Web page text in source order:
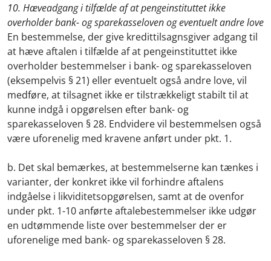
10. Hæveadgang i tilfælde af at pengeinstituttet ikke
overholder bank- og sparekasseloven og eventuelt andre love
En bestemmelse, der give kredittilsagnsgiver adgang til
at hæve aftalen i tilfælde af at pengeinstituttet ikke
overholder bestemmelser i bank- og sparekasseloven
(eksempelvis § 21) eller eventuelt også andre love, vil
medføre, at tilsagnet ikke er tilstrækkeligt stabilt til at
kunne indgå i opgørelsen efter bank- og
sparekasseloven § 28. Endvidere vil bestemmelsen også
være uforenelig med kravene anført under pkt. 1.
b. Det skal bemærkes, at bestemmelserne kan tænkes i
varianter, der konkret ikke vil forhindre aftalens
indgåelse i likviditetsopgørelsen, samt at de ovenfor
under pkt. 1-10 anførte aftalebestemmelser ikke udgør
en udtømmende liste over bestemmelser der er
uforenelige med bank- og sparekasseloven § 28.